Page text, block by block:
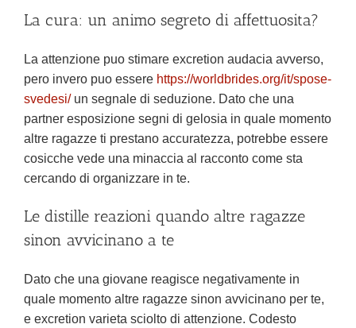
La cura: un animo segreto di affettuosita?
La attenzione puo stimare excretion audacia avverso,
pero invero puo essere https://worldbrides.org/it/spose-
svedesi/un segnale di seduzione. Dato che una
partner esposizione segni di gelosia in quale momento
altre ragazze ti prestano accuratezza, potrebbe essere
cosicche vede una minaccia al racconto come sta
cercando di organizzare in te.
Le distille reazioni quando altre ragazze
sinon avvicinano a te
Dato che una giovane reagisce negativamente in
quale momento altre ragazze sinon avvicinano per te,
e excretion varieta sciolto di attenzione. Codesto